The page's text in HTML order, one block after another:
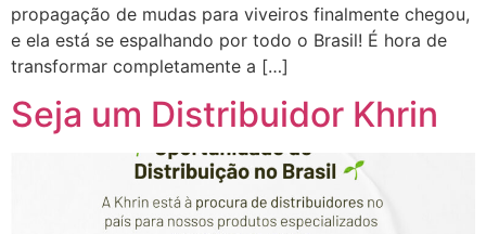
propagação de mudas para viveiros finalmente chegou,
e ela está se espalhando por todo o Brasil! É hora de
transformar completamente a […]
Seja um Distribuidor Khrin